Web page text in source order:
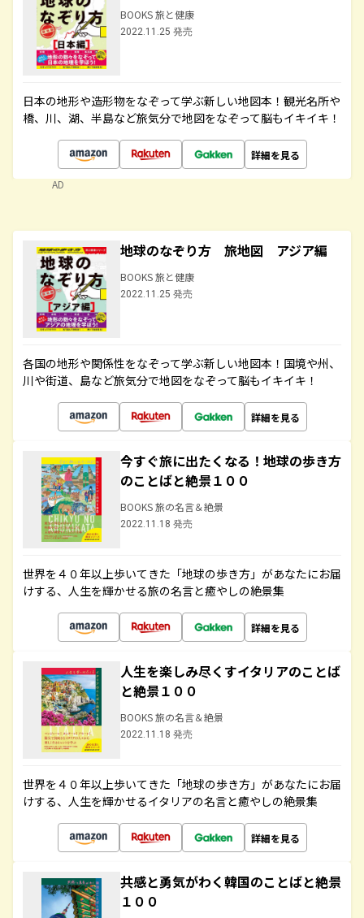
BOOKS 旅と健康
2022.11.25 発売
日本の地形や造形物をなぞって学ぶ新しい地図本！観光名所や
橋、川、湖、半島など旅気分で地図をなぞって脳もイキイキ！
詳細を見る
AD
地球のなぞり方 旅地図 アジア編
BOOKS 旅と健康
2022.11.25 発売
各国の地形や関係性をなぞって学ぶ新しい地図本！国境や州、
川や街道、島など旅気分で地図をなぞって脳もイキイキ！
詳細を見る
今すぐ旅に出たくなる！地球の歩き方
のことばと絶景１００
BOOKS 旅の名言＆絶景
2022.11.18 発売
世界を４０年以上歩いてきた「地球の歩き方」があなたにお届
けする、人生を輝かせる旅の名言と癒やしの絶景集
詳細を見る
人生を楽しみ尽くすイタリアのことば
と絶景１００
BOOKS 旅の名言＆絶景
2022.11.18 発売
世界を４０年以上歩いてきた「地球の歩き方」があなたにお届
けする、人生を輝かせるイタリアの名言と癒やしの絶景集
詳細を見る
共感と勇気がわく韓国のことばと絶景
１００